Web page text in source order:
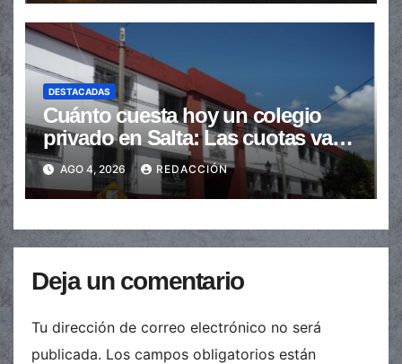
DESTACADAS
Cuánto cuesta hoy un colegio
privado en Salta: Las cuotas van
de $110.000 a más de $600.000
AGO 4, 2026 REDACCIÓN
Deja un comentario
Tu dirección de correo electrónico no será
publicada. Los campos obligatorios están